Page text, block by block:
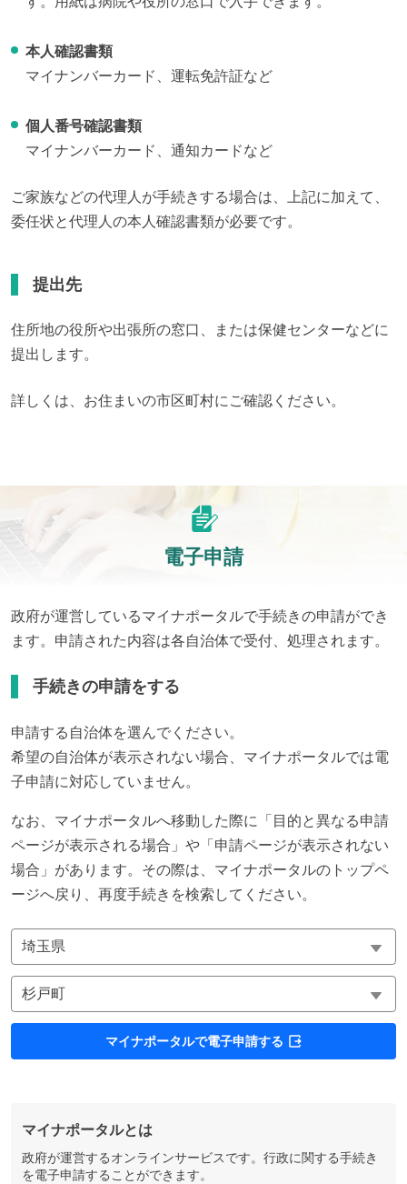
本人確認書類
マイナンバーカード、運転免許証など
個人番号確認書類
マイナンバーカード、通知カードなど
ご家族などの代理人が手続きする場合は、上記に加えて、
委任状と代理人の本人確認書類が必要です。
提出先
住所地の役所や出張所の窓口、または保健センターなどに
提出します。
詳しくは、お住まいの市区町村にご確認ください。
電子申請
政府が運営しているマイナポータルで手続きの申請ができ
ます。申請された内容は各自治体で受付、処理されます。
手続きの申請をする
申請する自治体を選んでください。
希望の自治体が表示されない場合、マイナポータルでは電
子申請に対応していません。
なお、マイナポータルへ移動した際に「目的と異なる申請
ページが表示される場合」や「申請ページが表示されない
場合」があります。その際は、マイナポータルのトップペ
ージへ戻り、再度手続きを検索してください。
マイナポータルで電子申請する
マイナポータルとは
政府が運営するオンラインサービスです。行政に関する手続き
を電子申請することができます。